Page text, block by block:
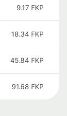
9.17 FKP
18.34 FKP
45.84 FKP
91.68 FKP